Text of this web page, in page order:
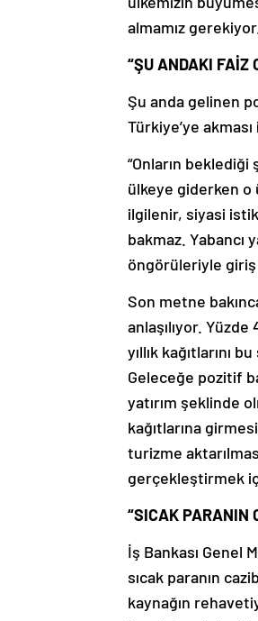
almamız
“ŞU ANDAKI FAİZ
Şu anda gelinen
Türkiye’ye
“Onların
ülkeye giderken o
ilgilenir, siyasi
bakmaz. Yabancı
öngörüleriyle giriş
Son metne
anlaşılıyor. Yüzde
yıllık kağıtlarını
Geleceğe pozitif
yatırım şeklinde
kağıtlarına
turizme
gerçekleştirmek
“SICAK PARANIN
İş Bankası Genel
sıcak paranın
kaynağın